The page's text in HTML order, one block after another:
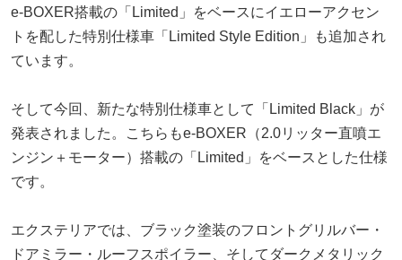
e-BOXER搭載の「Limited」をベースにイエローアクセン
トを配した特別仕様車「Limited Style Edition」も追加され
ています。
そして今回、新たな特別仕様車として「Limited Black」が
発表されました。こちらもe-BOXER（2.0リッター直噴エ
ンジン＋モーター）搭載の「Limited」をベースとした仕様
です。
エクステリアでは、ブラック塗装のフロントグリルバー・
ドアミラー・ルーフスポイラー、そしてダークメタリック